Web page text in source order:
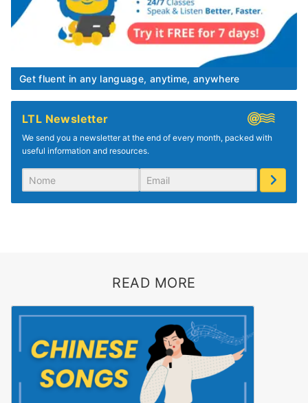
Get fluent in any language, anytime, anywhere
LTL Newsletter
We send you a newsletter at the end of every month, packed with
useful information and resources.
READ MORE